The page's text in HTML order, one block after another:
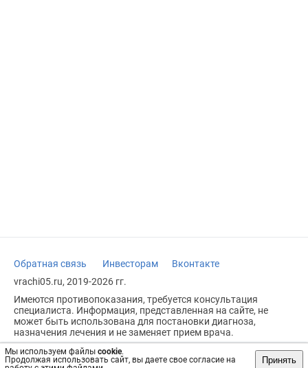
Мы используем файлы cookie.
Продолжая использовать сайт, вы даете свое согласие на
Принять
Обратная связь Инвесторам
Вконтакте
vrachi05.ru, 2019-2026 гг.
Имеются противопоказания, требуется консультация
специалиста. Информация, представленная на сайте, не
может быть использована для постановки диагноза,
назначения лечения и не заменяет прием врача.
Возрастное ограничение: 18+